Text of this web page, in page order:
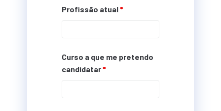
Profissão atual*
Curso a que me pretendo
candidatar*